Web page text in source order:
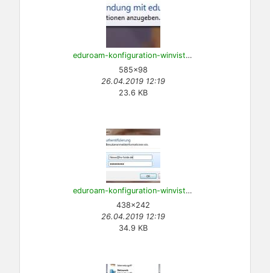
eduroam-konfiguration-winvista-8.jpg
585×98
26.04.2019 12:19
23.6 KB
eduroam-konfiguration-winvista-9.jpg
438×242
26.04.2019 12:19
34.9 KB